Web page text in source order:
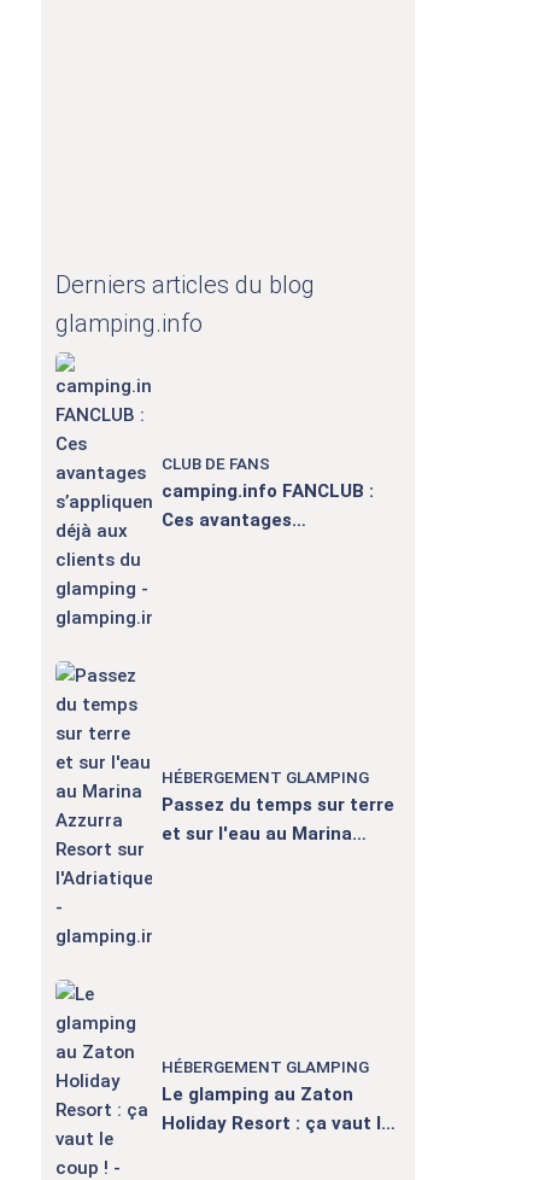
Derniers articles du blog
glamping.info
CLUB DE FANS
camping.info FANCLUB :
Ces avantages
HÉBERGEMENT GLAMPING
Passez du temps sur terre
et sur l'eau au Marina
HÉBERGEMENT GLAMPING
Le glamping au Zaton
Holiday Resort : ça vaut le